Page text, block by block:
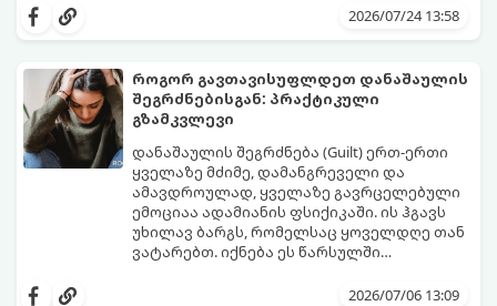
მოაცილოს და მოუთმენლად ელოდოს
წესი:
2026/07/24 13:58
როგორ გავთავისუფლდეთ დანაშაულის
შეგრძნებისგან: პრაქტიკული
გზამკვლევი
დანაშაულის შეგრძნება (Guilt) ერთ-ერთი
ყველაზე მძიმე, დამანგრეველი და
ამავდროულად, ყველაზე გავრცელებული
ემოციაა ადამიანის ფსიქიკაში. ის ჰგავს
უხილავ ბარგს, რომელსაც ყოველდღე თან
ვატარებთ. იქნება ეს წარსულში
ტკენა, ოჯახის წევრებისთვის
დანაშაულის გრძნობას აქვს თავისი
2026/07/06 13:09